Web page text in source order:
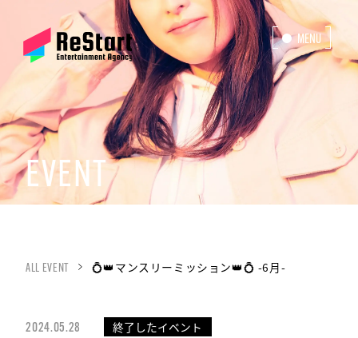
MENU
CLOSE
EVENT
ALL EVENT 💍👑マンスリーミッション👑💍 -6月-
2024.05.28 終了したイベント